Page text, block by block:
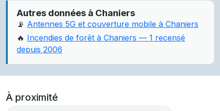
Autres données à Chaniers
📡 Antennes 5G et couverture mobile à Chaniers
🔥 Incendies de forêt à Chaniers — 1 recensé
depuis 2006
À proximité